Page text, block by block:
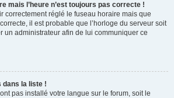
mais l’heure n’est toujours pas correcte !
correctement réglé le fuseau horaire mais que
correcte, il est probable que l’horloge du serveur soit
un administrateur afin de lui communiquer ce
dans la liste !
pas installé votre langue sur le forum, soit le